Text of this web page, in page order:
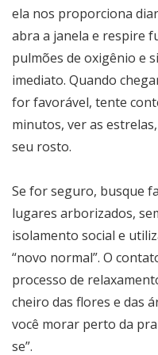
ela nos proporciona
abra a janela e respire
pulmões de oxigênio e
imediato. Quando
for favorável, tente
minutos, ver as
seu rosto.
Se for seguro, busque
lugares arborizados,
isolamento social e
“novo normal”. O
processo de
cheiro das flores e das
você morar perto da
se”.